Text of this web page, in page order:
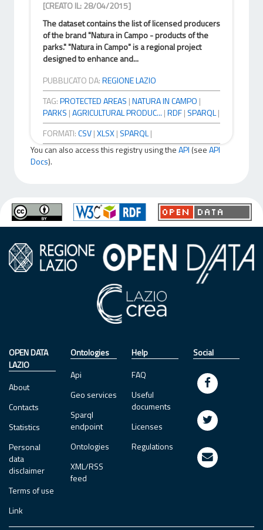
[CREATO IL: 28/04/2015]
The dataset contains the list of licensed producers
of the brand "Natura in Campo - products of the
parks." "Natura in Campo" is a regional project
designed to enhance and...
PUBBLICATO DA:REGIONE LAZIO
TAG:PROTECTED AREAS |NATURA IN CAMPO |
PARKS |AGRICULTURAL PRODUC... |RDF| SPARQL|
FORMATI:CSV|XLSX| SPARQL|
You can also access this registry using theAPI (seeAPI
Docs).
OPEN DATA
LAZIO
About
Contacts
Statistics
Personal
data
disclaimer
Terms of use
Link
Ontologies
Api
Geo services
Sparql
endpoint
Ontologies
XML/RSS
feed
Help
FAQ
Useful
documents
Licenses
Regulations
Social